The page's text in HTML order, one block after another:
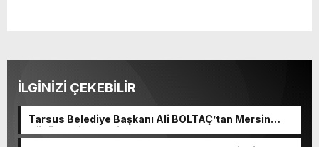
İLGİNİZİ ÇEKEBİLİR
Tarsus Belediye Başkanı Ali BOLTAÇ’tan Mersin
Büyükşehir Belediye Başkanı Ve TBB Başkanı Vahap